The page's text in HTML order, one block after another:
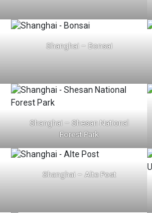
Shanghai – Bonsai
Shanghai – Shesan National
Forest Park
Shanghai – Alte Post